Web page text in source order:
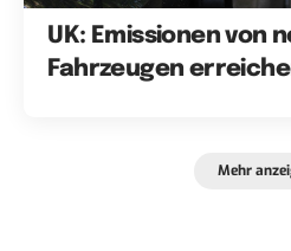
UK: Emissionen von
Fahrzeugen
Mehr